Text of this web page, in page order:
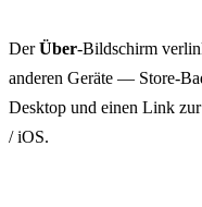
DerÜber-Bildschirm
anderen Geräte — Store-
Desktop und einen Link
/ iOS.